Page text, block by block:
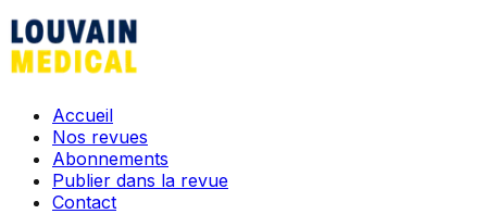
Accueil
Nos revues
Abonnements
Publier dans la revue
Contact